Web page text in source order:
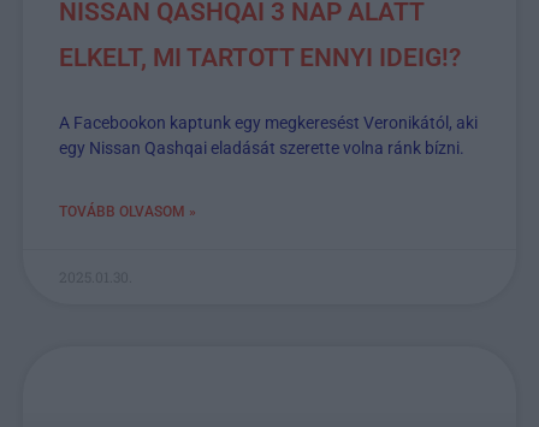
NISSAN QASHQAI 3 NAP ALATT
ELKELT, MI TARTOTT ENNYI IDEIG!?
A Facebookon kaptunk egy megkeresést Veronikától, aki
egy Nissan Qashqai eladását szerette volna ránk bízni.
TOVÁBB OLVASOM »